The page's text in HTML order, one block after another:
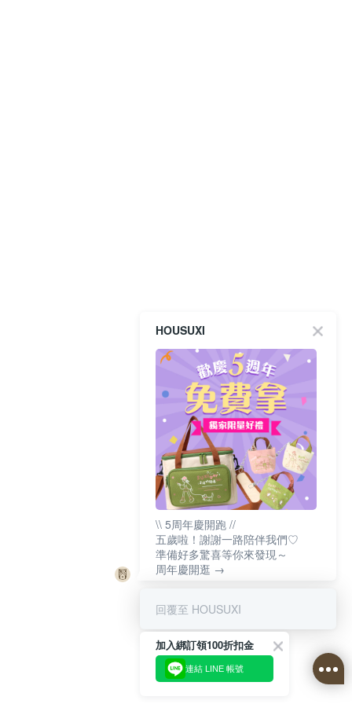
HOUSUXI
\\ 5周年慶開跑 //
五歲啦！謝謝一路陪伴我們♡
準備好多驚喜等你來發現～
周年慶開逛 →
回覆至 HOUSUXI
加入綁訂領100折扣金
連結 LINE 帳號